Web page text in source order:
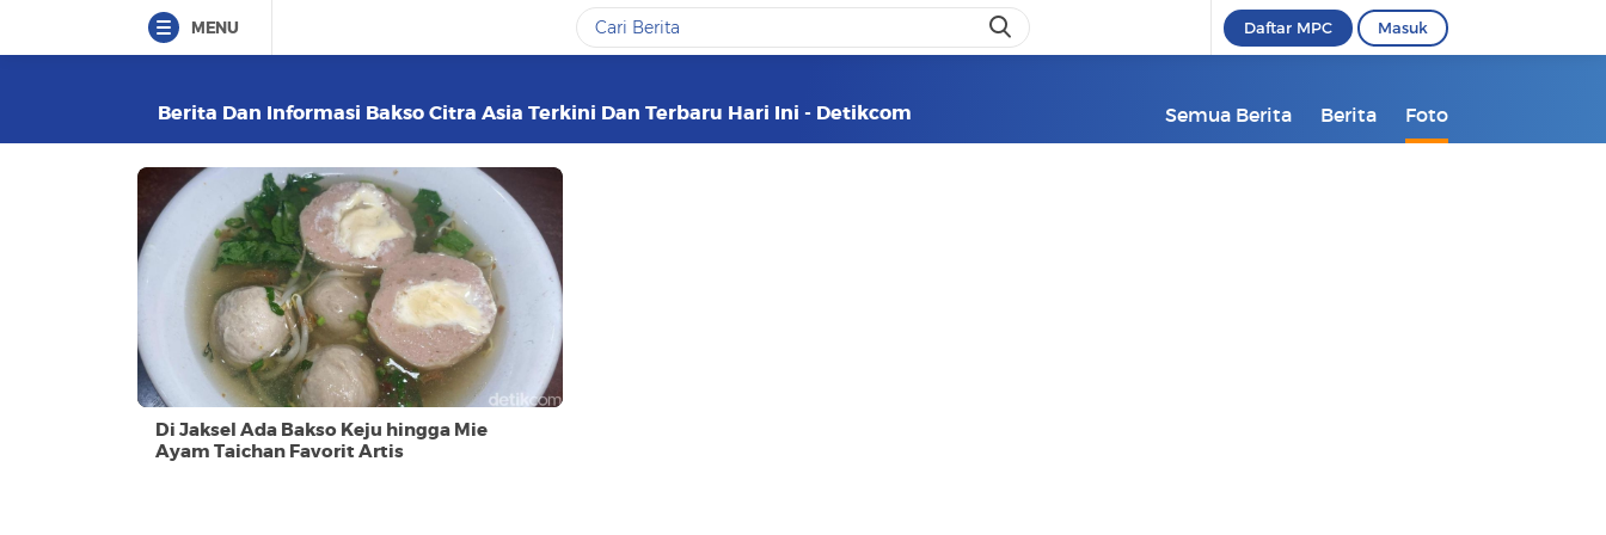
MENU Daftar MPC Masuk
Berita Dan Informasi Bakso Citra Asia Terkini Dan Terbaru Hari Ini - Detikcom Semua Berita Berita Foto
Di Jaksel Ada Bakso Keju hingga Mie
Ayam Taichan Favorit Artis